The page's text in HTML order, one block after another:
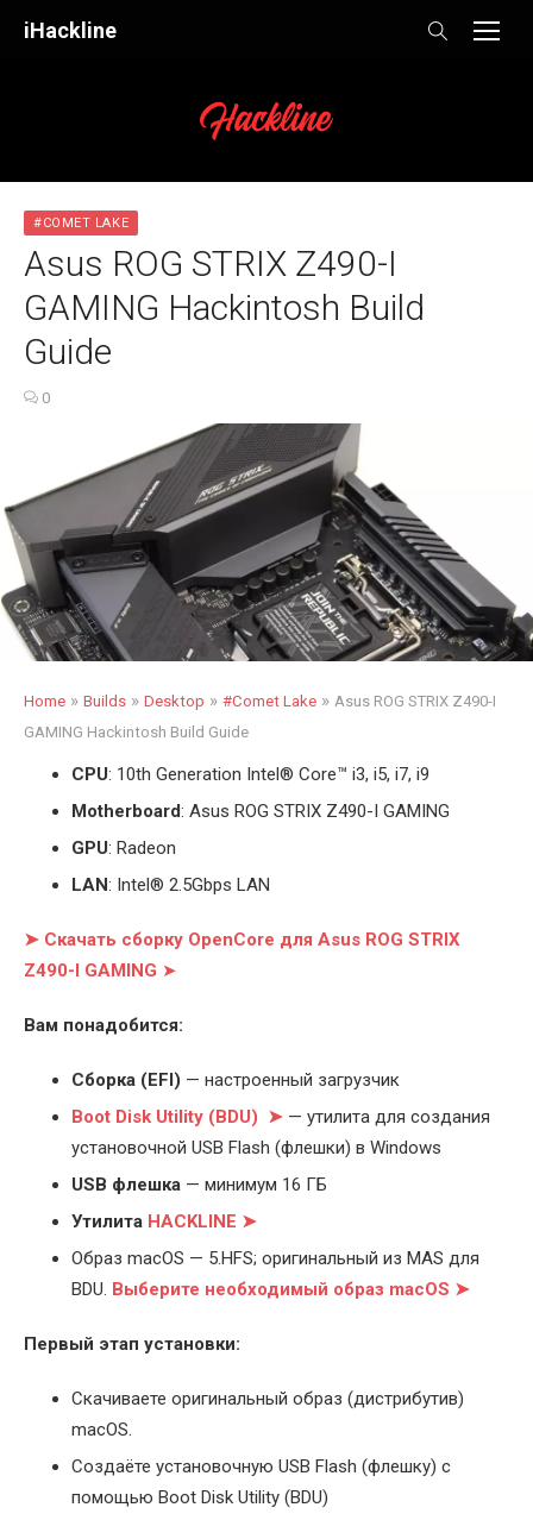
iHackline
#COMET LAKE
Asus ROG STRIX Z490-I
GAMING Hackintosh Build
Guide
0
Home » Builds » Desktop » #Comet Lake » Asus ROG STRIX Z490-I
GAMING Hackintosh Build Guide
CPU: 10th Generation Intel® Core™ i3, i5, i7, i9
Motherboard: Asus ROG STRIX Z490-I GAMING
GPU: Radeon
LAN: Intel® 2.5Gbps LAN
➤ Скачать сборку OpenCore для Asus ROG STRIX
Z490-I GAMING ➤
Вам понадобится:
Cборка (EFI) — настроенный загрузчик
Boot Disk Utility (BDU) ➤ — утилита для создания
установочной USB Flash (флешки) в Windows
USB флешка — минимум 16 ГБ
Утилита HACKLINE ➤
Образ macOS — 5.HFS; оригинальный из MAS для
BDU. Выберите необходимый образ macOS ➤
Первый этап установки:
Скачиваете оригинальный образ (дистрибутив)
macOS.
Создаёте установочную USB Flash (флешку) с
помощью Boot Disk Utility (BDU)